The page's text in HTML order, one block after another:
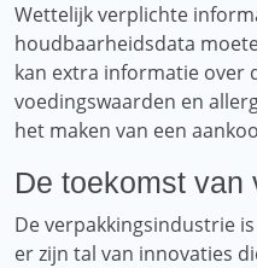
Wettelijk verplichte
houdbaarheidsdata
kan extra informatie over
voedingswaarden en
het maken van een
De toekomst van
De verpakkingsindustrie
er zijn tal van innovaties